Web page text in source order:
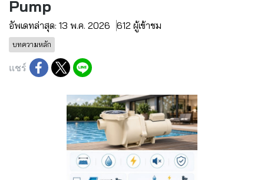
Pump
อัพเดทล่าสุด: 13 พ.ค. 2026 612 ผู้เข้าชม
บทความหลัก
แชร์